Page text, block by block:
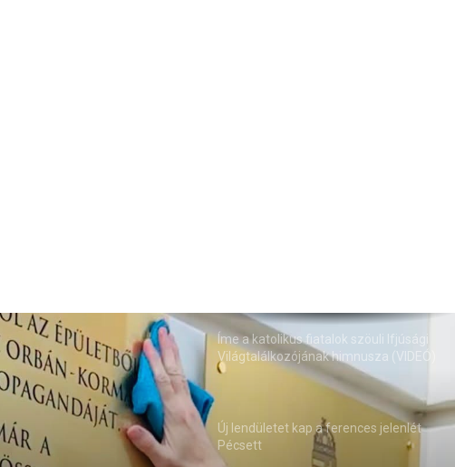
Íme a katolikus fiatalok szöuli Ifjúsági
Világtalálkozójának himnusza (VIDEÓ)
Új lendületet kap a ferences jelenlét
Pécsett